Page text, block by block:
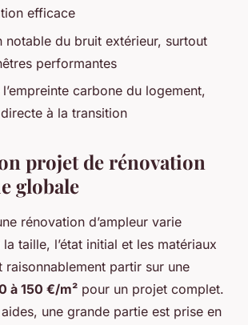
efficace
notable du bruit extérieur, surtout
performantes
carbone du logement,
à la transition
projet de rénovation
globale
rénovation d’ampleur varie
taille, l’état initial et les matériaux
raisonnablement partir sur une
à 150 €/m² pour un projet complet.
une grande partie est prise en